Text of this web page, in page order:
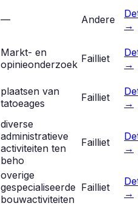
— Andere
→
Markt- en
opinieonderzoek Failliet
→
plaatsen van
tatoeages
Failliet
→
diverse
administratieve
activiteiten ten
beho
Failliet
→
overige
gespecialiseerde
bouwactiviteiten
Failliet
→